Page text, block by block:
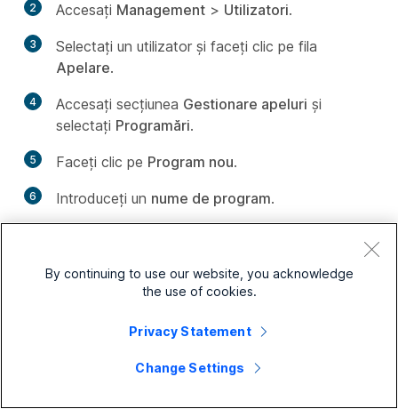
2 Accesați Management > Utilizatori.
3
Selectați un utilizator și faceți clic pe fila
Apelare.
4 Accesați secțiunea Gestionare apeluri și
selectați Programări.
5 Faceți clic pe Program nou.
6 Introduceți un nume de program.
By continuing to use our website, you acknowledge
the use of cookies.
Privacy Statement
Change Settings